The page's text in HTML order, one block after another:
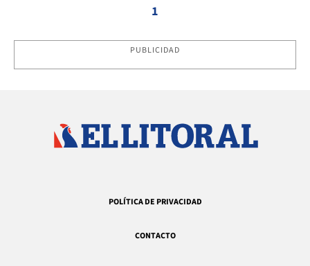
1
PUBLICIDAD
POLÍTICA DE PRIVACIDAD
CONTACTO